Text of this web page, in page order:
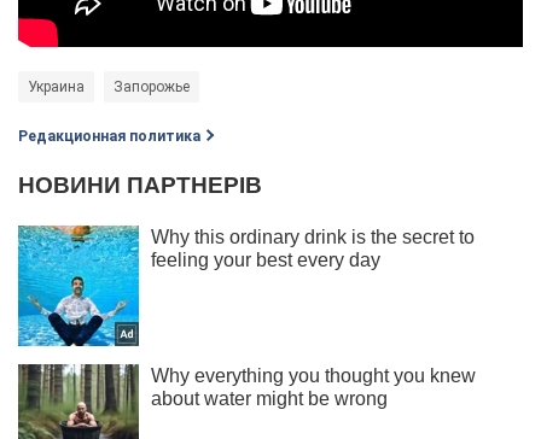
Украина Запорожье
Редакционная политика